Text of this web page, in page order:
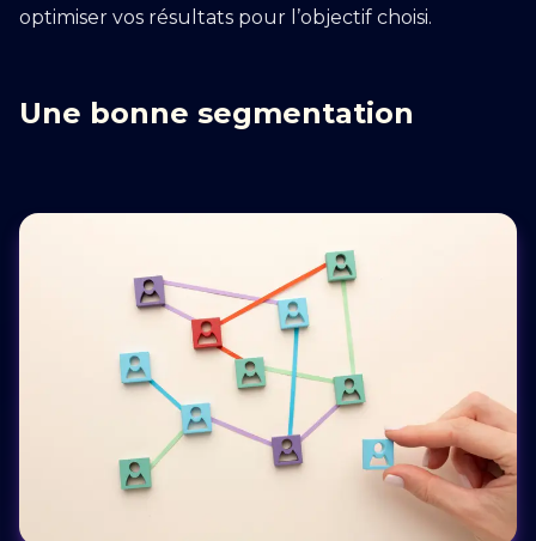
optimiser vos résultats pour l’objectif choisi.
Une bonne segmentation